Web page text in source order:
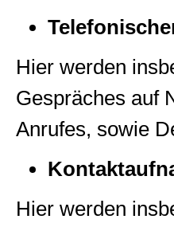
Hier werden
Gespräches auf
Anrufes, sowie
Hier werden